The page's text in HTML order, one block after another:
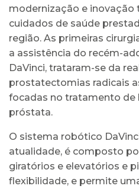
modernização e inovação
cuidados de saúde
região. As primeiras
a assistência do recém-
DaVinci, trataram-se da
prostatectomias radicais
focadas no tratamento de
próstata.
O sistema robótico
atualidade, é composto
giratórios e elevatórios e
flexibilidade, e permite